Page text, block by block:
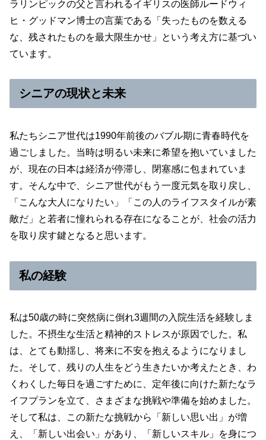
ラリンピックの父と言われるイギリスの医師ルードウィ
ヒ・グッドマン博士の言葉である「失ったものを数える
な、残されたものを最大限生かせ」という考え方に基づい
ています。
シニアの現状と未来
私たちシニア世代は1990年前後のバブル期に青春時代を
過ごしました。当時は明るい未来に希望を抱いていました
が、現在の日本は経済が停滞し、閉塞感に包まれていま
す。そんな中で、シニア世代がもう一度元気を取り戻し、
「こんな大人になりたい」「この人のライフスタイルが素
敵だ」と若者に憧れられる存在になることが、社会の活力
を取り戻す鍵となると思います。
私の経験
私は50歳の時に突然病に倒れ3週間の入院生活を経験しま
した。不摂生な生活と精神的ストレスが原因でした。私
は、とても動揺し、将来に不安を抱えるようになりまし
た。そして、残りの人生をどう生きたいか考えたとき、わ
くわくした毎日を過ごすために、定年後に向けた新たなラ
イフプランを立て、さまざまな挑戦や準備を始めました。
そして私は、この新たな挑戦から「新しい思い出」が増
え、「新しい出会い」があり、「新しいスキル」を身につ